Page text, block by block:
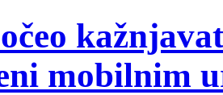
mobilnim